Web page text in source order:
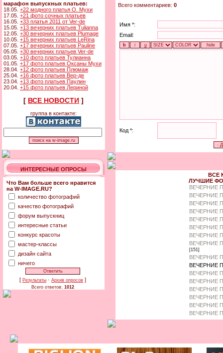
марафон выпускных платьев:
18.05. +22 модного платья О. Мухи
17.05. +21 фото сочных платьев
16.05. +33 платья 2011 от Ver-de
15.05. +13 вечерних платьев Tulianna
12.05. +30 вечерних платьев Plumage
10.05. +15 вечерних платьев LeRina
07.05. +17 вечерних платьев Pauline
05.05. +30 вечерних платьев Ver-de
03.05. +10 фото платьев Тулианна
01.05. +17 фото платьев Оксаны Мухи
28.04. +12 фото платьев Плюмаж
25.04. +16 фото платьев Вер-де
23.04. +13 фото платьев Паулин
20.04. +15 фото платьев Лериной
[ ВСЕ НОВОСТИ ]
группа в контакте:
ИНТЕРЕСНЫЕ ОПРОСЫ
Что Вам больше всего нравится
на W-IMAGE.RU?
количество фотографий
качество фотографий
форум выпускниц
интересные статьи
конкурс красоты
мастер-классы
дизайн сайта
ничего
[ Результаты · Архив опросов ]
Всего ответов: 1012
Всего комментариев: 0
Имя *:
Email:
Код *:
ВСЕ
ЛУЧШИЕ
ВЕЧЕРНИЕ
ВЕЧЕРНИЕ
ВЕЧЕРНИЕ
ВЕЧЕРНИЕ
ВЕЧЕРНИЕ
ВЕЧЕРНИЕ
ВЕЧЕРНИЕ
ВЕЧЕРНИЕ
[151]
ВЕЧЕРНИЕ
ВЕЧЕРНИЕ
ВЕЧЕРНИЕ
ВЕЧЕРНИЕ
ВЕЧЕРНИЕ
ВЕЧЕРНИЕ
ВЕЧЕРНИЕ
ВЕЧЕРНИЕ